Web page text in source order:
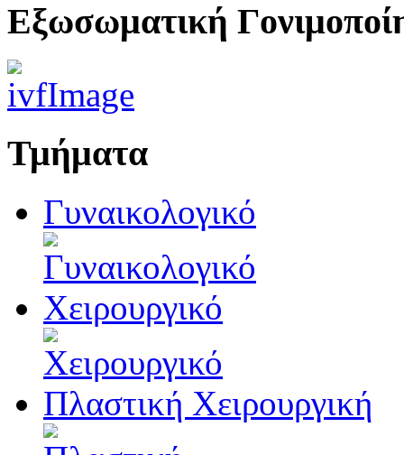
Εξωσωματική
Τμήματα
Γυναικολογικό
Χειρουργικό
Πλαστική Χειρουργική